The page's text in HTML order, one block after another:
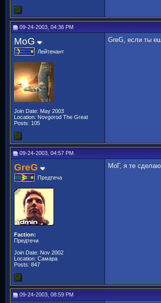
09-24-2003, 04:36 PM
MoG
Лейтенант
Join Date: May 2003
Location: Novgorod The Great
Posts: 105
GreG, если ты
09-24-2003, 04:57 PM
GreG
Предтеча
Faction:
Предтечи
Join Date: Nov 2002
Location: Самара
Posts: 847
МоГ, я те
09-24-2003, 08:59 PM